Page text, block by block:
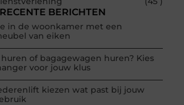
RECENTE BERICHTEN
in de woonkamer met een
van eiken
of bagagewagen huren? Kies
voor jouw klus
kiezen wat past bij jouw